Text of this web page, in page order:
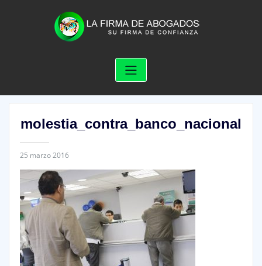
molestia_contra_banco_nacional
25 marzo 2016